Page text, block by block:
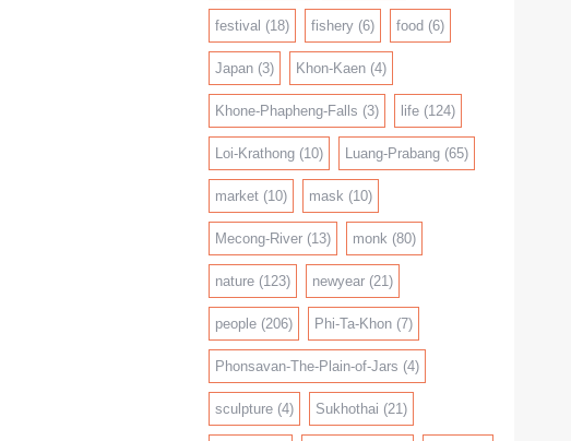
festival (18) fishery (6) food (6)
Japan (3) Khon-Kaen (4)
Khone-Phapheng-Falls (3) life (124)
Loi-Krathong (10) Luang-Prabang (65)
market (10) mask (10)
Mecong-River (13) monk (80)
nature (123) newyear (21)
people (206) Phi-Ta-Khon (7)
Phonsavan-The-Plain-of-Jars (4)
sculpture (4) Sukhothai (21)